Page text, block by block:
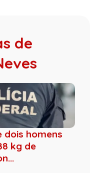
de
dois homens
kg de